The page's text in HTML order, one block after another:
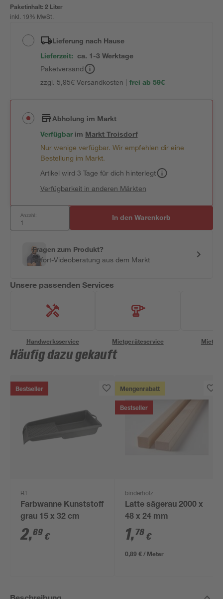
Paketinhalt:2 Liter
inkl. 19% MwSt.
Lieferung nach Hause
Lieferzeit: ca. 1-3 Werktage
Paketversand
zzgl. 5,95€ Versandkosten | frei ab 59€
Abholung im Markt
Verfügbar im MarktTroisdorf
Nur wenige verfügbar. Wir empfehlen dir eine
Bestellung im Markt.
Artikel wird 3 Tage für dich hinterlegt
Verfügbarkeit in anderen Märkten
Anzahl: In den Warenkorb
Fragen zum Produkt?
Sofort-Videoberatung aus dem Markt
Unsere passenden Services
Handwerksservice Mietgeräteservice
Häufig dazu gekauft
Bestseller
B1
Farbwanne Kunststoff
grau 15 x 32 cm
2,69 €
Mengenrabatt
Bestseller
binderholz
Latte sägerau 2000 x
48 x 24 mm
1,78 €
0,89 € / Meter